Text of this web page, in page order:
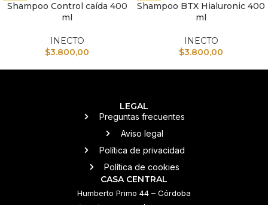
Shampoo Control caída 400
ml
INECTO
$3.800,00
Shampoo BTX Hialuronic 400
ml
INECTO
$3.800,00
LEGAL
Preguntas frecuentes
Aviso legal
Política de privacidad
Política de cookies
CASA CENTRAL
Humberto Primo 44 – Córdoba